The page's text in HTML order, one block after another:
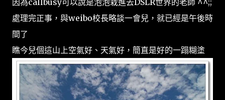
因為callbusy可以說是泡泡栽進去DSLR世界的老師 ^^;;
處理完正事，與weibo校長略談一會兒，就已經是午後時
間了
瞧今兒個這山上空氣好、天氣好，簡直是好的一蹋糊塗